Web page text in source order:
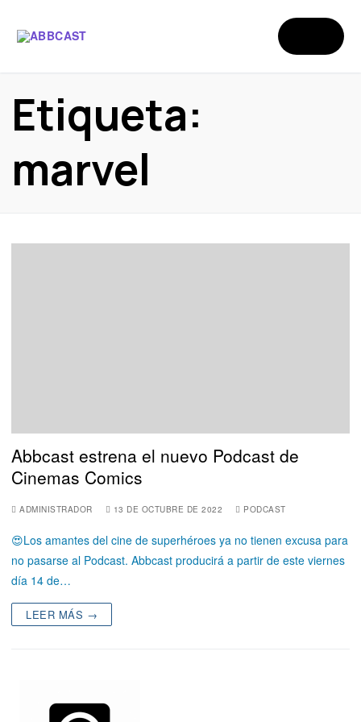
Etiqueta:
marvel
Abbcast estrena el nuevo Podcast de
Cinemas Comics
ADMINISTRADOR 13 DE OCTUBRE DE 2022 PODCAST
😍Los amantes del cine de superhéroes ya no tienen excusa para
no pasarse al Podcast. Abbcast producirá a partir de este viernes
día 14 de…
LEER MÁS →